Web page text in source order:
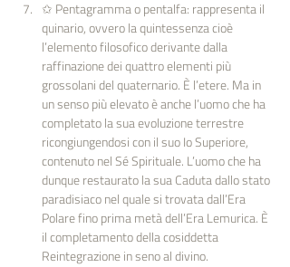
✩ Pentagramma o pentalfa: rappresenta il
quinario, ovvero la quintessenza cioè
l’elemento filosofico derivante dalla
raffinazione dei quattro elementi più
grossolani del quaternario. È l’etere. Ma in
un senso più elevato è anche l’uomo che ha
completato la sua evoluzione terrestre
ricongiungendosi con il suo Io Superiore,
contenuto nel Sé Spirituale. L’uomo che ha
dunque restaurato la sua Caduta dallo stato
paradisiaco nel quale si trovata dall’Era
Polare fino prima metà dell’Era Lemurica. È
il completamento della cosiddetta
Reintegrazione in seno al divino.